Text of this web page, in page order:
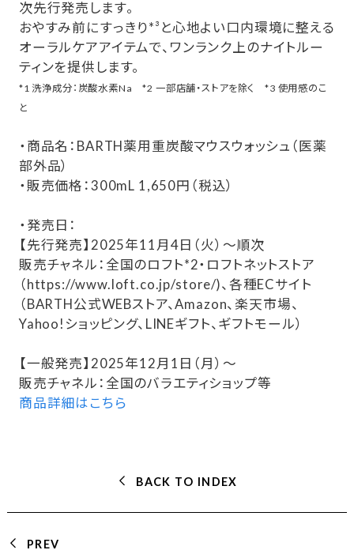
次先行発売します。
おやすみ前にすっきり*³と心地よい口内環境に整える
オーラルケアアイテムで、ワンランク上のナイトルー
ティンを提供します。
*1 洗浄成分：炭酸水素Na *2 一部店舗・ストアを除く *3 使用感のこ
と
・商品名：BARTH薬用重炭酸マウスウォッシュ（医薬
部外品）
・販売価格：300mL 1,650円（税込）
・発売日：
【先行発売】2025年11月4日（火）～順次
販売チャネル：全国のロフト*2・ロフトネットストア
（https://www.loft.co.jp/store/)、各種ECサイト
（BARTH公式WEBストア、Amazon、楽天市場、
Yahoo!ショッピング、LINEギフト、ギフトモール）
【一般発売】2025年12月1日（月）～
販売チャネル：全国のバラエティショップ等
商品詳細はこちら
BACK TO INDEX
PREV